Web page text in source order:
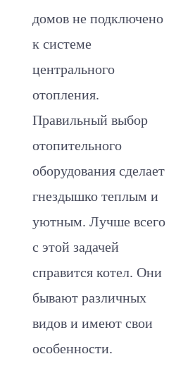
домов не подключено
к системе
центрального
отопления.
Правильный выбор
отопительного
оборудования сделает
гнездышко теплым и
уютным. Лучше всего
с этой задачей
справится котел. Они
бывают различных
видов и имеют свои
особенности.